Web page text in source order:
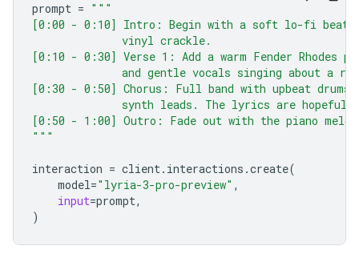
prompt = """
[0:00 - 0:10] Intro: Begin with a soft lo-fi beat
              vinyl crackle.
[0:10 - 0:30] Verse 1: Add a warm Fender Rhodes
and gentle vocals singing about a
[0:30 - 0:50] Chorus: Full band with upbeat drums
synth leads. The lyrics are hopeful
[0:50 - 1:00] Outro: Fade out with the piano
"""
interaction = client. interactions .create(
model="lyria-3-pro-preview" ,
input=prompt,
)